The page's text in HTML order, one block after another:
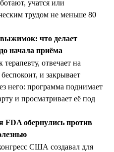
учатся или
трудом не меньше 80
что делает
начала приёма
отвечает на
и закрывает
него: программа поднимает
и просматривает её под
FDA обернулись против
США создавал для